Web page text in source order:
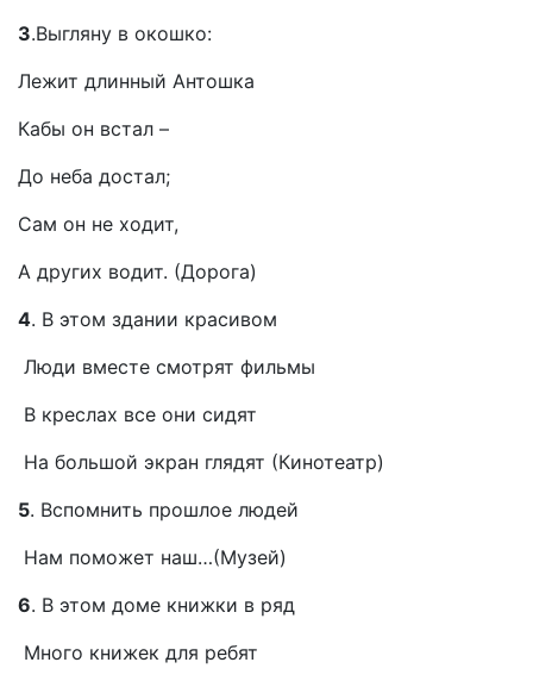
3.Выгляну в окошко:
Лежит длинный Антошка
Кабы он встал –
До неба достал;
Сам он не ходит,
А других водит. (Дорога)
4. В этом здании красивом
Люди вместе смотрят фильмы
В креслах все они сидят
На большой экран глядят (Кинотеатр)
5. Вспомнить прошлое людей
Нам поможет наш…(Музей)
6. В этом доме книжки в ряд
Много книжек для ребят